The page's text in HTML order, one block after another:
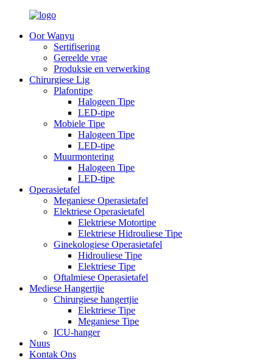
Oor Wanyu
Sertifisering
Gereelde vrae
Produksie en verwerking
Chirurgiese Lig
Plafontipe
Halogeen Tipe
LED-tipe
Mobiele Tipe
Halogeen Tipe
LED-tipe
Muurmontering
Halogeen Tipe
LED-tipe
Operasietafel
Meganiese Operasietafel
Elektriese Operasietafel
Elektriese Motortipe
Elektriese Hidrouliese Tipe
Ginekologiese Operasietafel
Hidrouliese Tipe
Elektriese Tipe
Oftalmiese Operasietafel
Mediese Hangertjie
Chirurgiese hangertjie
Elektriese Tipe
Meganiese Tipe
ICU-hanger
Nuus
Kontak Ons